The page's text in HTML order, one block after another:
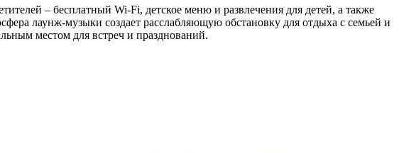
– бесплатный Wi-Fi, детское меню и развлечения для детей, а также
лаунж-музыки создает расслабляющую обстановку для отдыха с семьей и
местом для встреч и празднований.